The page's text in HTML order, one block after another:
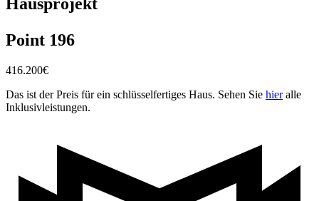
Point 196
416.200€
Das ist der Preis für ein schlüsselfertiges Haus. Sehen Sie hieralle
Inklusivleistungen.